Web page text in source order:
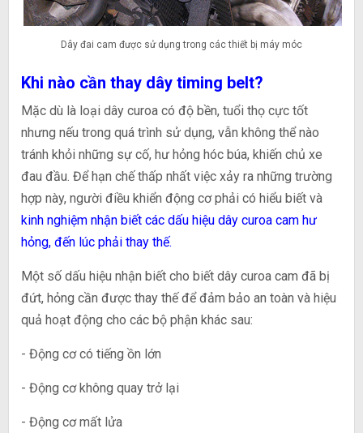
Dây đai cam được sử dụng trong các thiết bị máy móc
Khi nào cần thay dây timing belt?
Mặc dù là loại dây curoa có độ bền, tuổi thọ cực tốt
nhưng nếu trong quá trình sử dụng, vẫn không thể nào
tránh khỏi những sự cố, hư hỏng hóc búa, khiến chủ xe
đau đầu. Để hạn chế thấp nhất việc xảy ra những trường
hợp này, người điều khiển động cơ phải có hiểu biết và
kinh nghiệm nhận biết các dấu hiệu dây curoa cam hư
hỏng, đến lúc phải thay thế.
Một số dấu hiệu nhận biết cho biết dây curoa cam đã bị
đứt, hỏng cần được thay thế để đảm bảo an toàn và hiệu
quả hoạt động cho các bộ phận khác sau:
- Động cơ có tiếng ồn lớn
- Động cơ không quay trở lại
- Động cơ mất lửa